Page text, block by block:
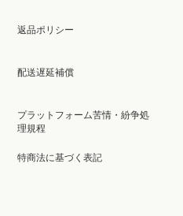
返品ポリシー
配送遅延補償
プラットフォーム苦情・紛争処
理規程
特商法に基づく表記